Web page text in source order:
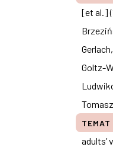
[et al.]
Goltz-
TEMAT
adults’